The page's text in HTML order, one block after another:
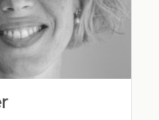
2020.
i
af Den